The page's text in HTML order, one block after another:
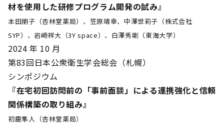
材を使用した研修プログラム開発の試み』
本田朋子（杏林堂薬局）、笠原靖幸、中澤世莉子（株式会社
SYP）、岩崎祥大（3Y space）、白澤秀剛（東海大学）
2024 年 10 月
第83回日本公衆衛生学会総会（札幌）
シンポジウム
『在宅初回訪問前の「事前面談」による連携強化と信頼
関係構築の取り組み』
初鹿隼人（杏林堂薬局）